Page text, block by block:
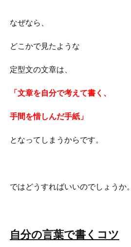
なぜなら、
どこかで見たような
定型文の文章は、
「文章を自分で考えて書く、
手間を惜しんだ手紙」
となってしまうからです。
ではどうすればいいのでしょうか。
自分の言葉で書くコツ